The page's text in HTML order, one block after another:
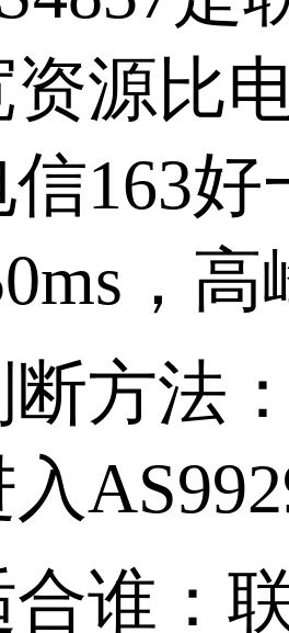
资源比
163
，
法：
：联